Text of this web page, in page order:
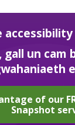
gall un cam
of our
Snapshot